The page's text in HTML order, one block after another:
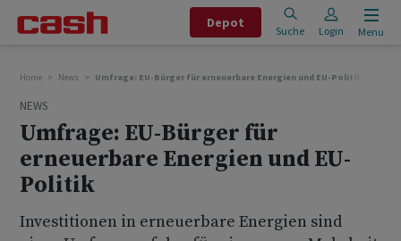
Depot
Suche Login Menu
Home News Umfrage: EU-Bürger für erneuerbare Energien und EU-Politik
NEWS
Umfrage: EU-Bürger für
erneuerbare Energien und EU-
Politik
Investitionen in erneuerbare Energien sind